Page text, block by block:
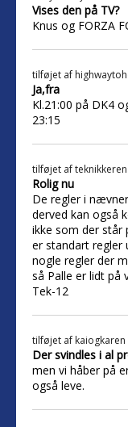
Vises den på TV?
Knus og FORZA
tilføjet af
Ja,fra
Kl.21:00 på DK4
23:15
tilføjet afteknikkeren
Rolig nu
De regler i
derved kan også
ikke som der står
er standart regler
nogle regler der
så Palle er lidt på
Tek-12
tilføjet af kaiogkaren
Der svindles i al
men vi håber på
også leve.